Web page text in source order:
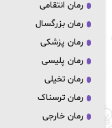
رمان انتقامی
رمان بزرگسال
رمان پزشکی
رمان پلیسی
رمان تخیلی
رمان ترسناک
رمان خارجی